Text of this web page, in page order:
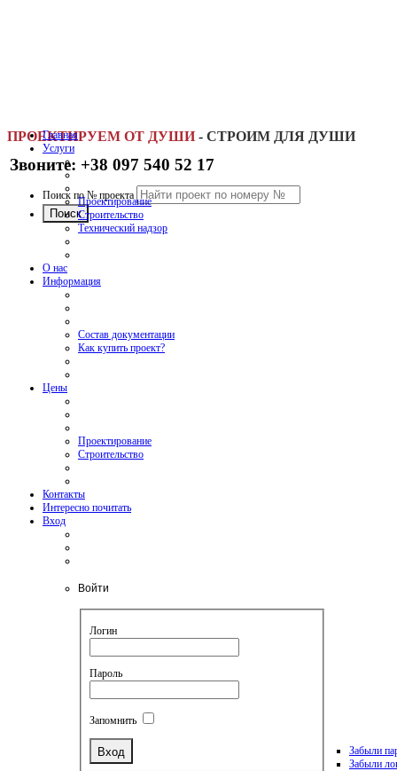
ПРОЕКТИРУЕМ ОТ ДУШИ - СТРОИМ ДЛЯ ДУШИ
Звоните: +38 097 540 52 17
Поиск по № проекта
Главная
Услуги
Проектирование
Строительство
Технический надзор
О нас
Информация
Состав документации
Как купить проект?
Цены
Проектирование
Строительство
Контакты
Интересно почитать
Вход
Войти
Логин
Пароль
Запомнить
Забыли
Забыли